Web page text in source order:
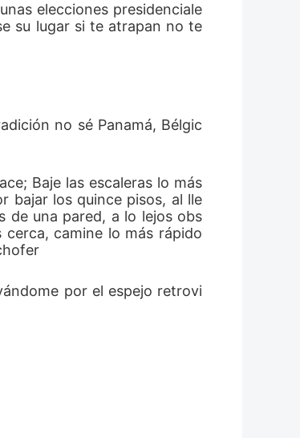
su lugar si te atrapan no te
Baje las escaleras lo más
bajar los quince pisos, al lle
de una pared, a lo lejos obs
camine lo más rápido